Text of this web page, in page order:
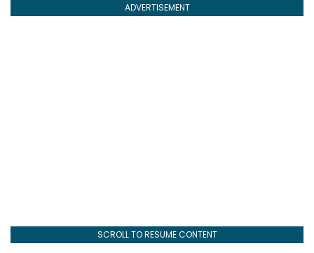
ADVERTISEMENT
SCROLL TO RESUME CONTENT